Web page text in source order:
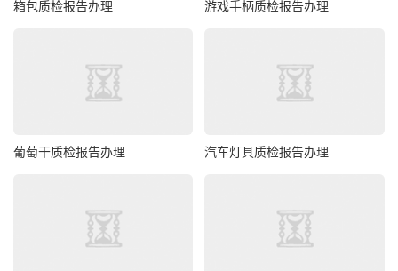
箱包质检报告办理 游戏手柄质检报告办理
葡萄干质检报告办理 汽车灯具质检报告办理